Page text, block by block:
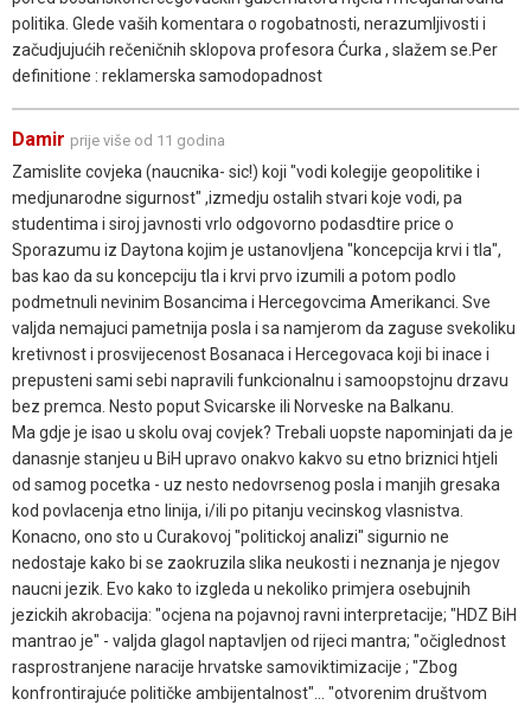
politika. Glede vaših komentara o rogobatnosti, nerazumljivosti i
začudjujućih rečeničnih sklopova profesora Ćurka , slažem se.Per
definitione : reklamerska samodopadnost
Damir prije više od 11 godina
Zamislite covjeka (naucnika- sic!) koji "vodi kolegije geopolitike i
medjunarodne sigurnost" ,izmedju ostalih stvari koje vodi, pa
studentima i siroj javnosti vrlo odgovorno podasdtire price o
Sporazumu iz Daytona kojim je ustanovljena "koncepcija krvi i tla",
bas kao da su koncepciju tla i krvi prvo izumili a potom podlo
podmetnuli nevinim Bosancima i Hercegovcima Amerikanci. Sve
valjda nemajuci pametnija posla i sa namjerom da zaguse svekoliku
kretivnost i prosvijecenost Bosanaca i Hercegovaca koji bi inace i
prepusteni sami sebi napravili funkcionalnu i samoopstojnu drzavu
bez premca. Nesto poput Svicarske ili Norveske na Balkanu.
Ma gdje je isao u skolu ovaj covjek? Trebali uopste napominjati da je
danasnje stanjeu u BiH upravo onakvo kakvo su etno briznici htjeli
od samog pocetka - uz nesto nedovrsenog posla i manjih gresaka
kod povlacenja etno linija, i/ili po pitanju vecinskog vlasnistva.
Konacno, ono sto u Curakovoj "politickoj analizi" sigurnio ne
nedostaje kako bi se zaokruzila slika neukosti i neznanja je njegov
naucni jezik. Evo kako to izgleda u nekoliko primjera osebujnih
jezickih akrobacija: "ocjena na pojavnoj ravni interpretacije; "HDZ BiH
mantrao je" - valjda glagol naptavljen od rijeci mantra; "očiglednost
rasprostranjene naracije hrvatske samoviktimizacije ; "Zbog
konfrontirajuće političke ambijentalnost"... "otvorenim društvom